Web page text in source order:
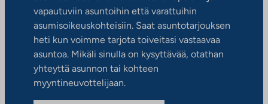
vapautuviin asuntoihin että varattuihin
asumisoikeuskohteisiin. Saat asuntotarjouksen
heti kun voimme tarjota toiveitasi vastaavaa
asuntoa. Mikäli sinulla on kysyttävää, otathan
yhteyttä asunnon tai kohteen
myyntineuvottelijaan.